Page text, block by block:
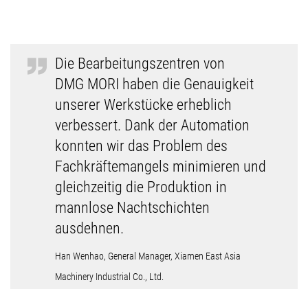
Die Bearbeitungszentren von
DMG MORI haben die Genauigkeit
unserer Werkstücke erheblich
verbessert. Dank der Automation
konnten wir das Problem des
Fachkräftemangels minimieren und
gleichzeitig die Produktion in
mannlose Nachtschichten
ausdehnen.
Han Wenhao, General Manager, Xiamen East Asia
Machinery Industrial Co., Ltd.